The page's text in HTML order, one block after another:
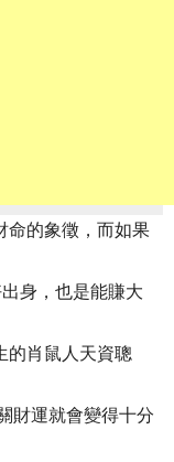
命的象徵，而如果
身，也是能賺大
的肖鼠人天資聰
財運就會變得十分